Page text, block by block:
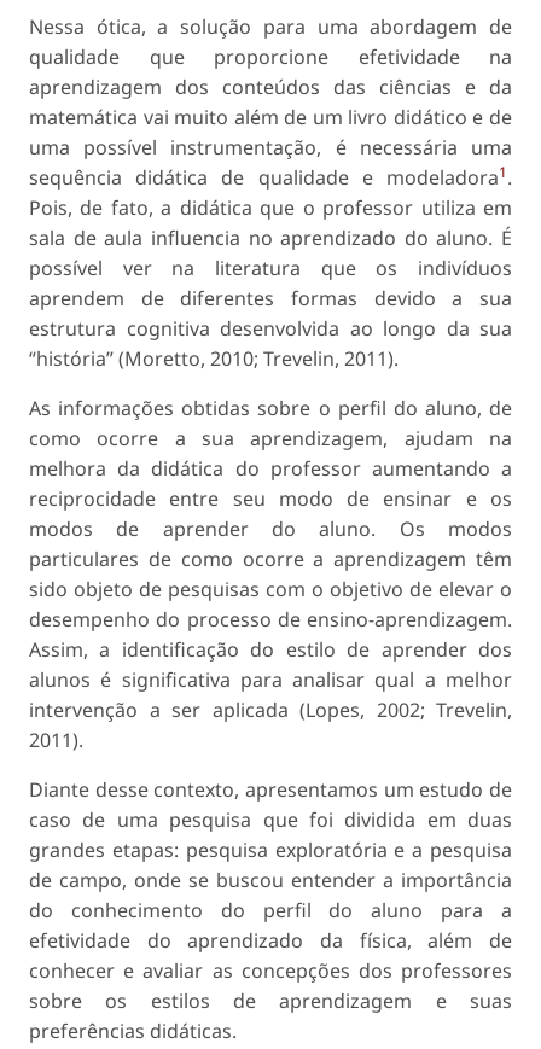
Nessa ótica, a solução para uma abordagem de
qualidade que proporcione efetividade na
aprendizagem dos conteúdos das ciências e da
matemática vai muito além de um livro didático e de
uma possível instrumentação, é necessária uma
sequência didática de qualidade e modeladora1.
Pois, de fato, a didática que o professor utiliza em
sala de aula influencia no aprendizado do aluno. É
possível ver na literatura que os indivíduos
aprendem de diferentes formas devido a sua
estrutura cognitiva desenvolvida ao longo da sua
“história” (Moretto, 2010; Trevelin, 2011).
As informações obtidas sobre o perfil do aluno, de
como ocorre a sua aprendizagem, ajudam na
melhora da didática do professor aumentando a
reciprocidade entre seu modo de ensinar e os
modos de aprender do aluno. Os modos
particulares de como ocorre a aprendizagem têm
sido objeto de pesquisas com o objetivo de elevar o
desempenho do processo de ensino-aprendizagem.
Assim, a identificação do estilo de aprender dos
alunos é significativa para analisar qual a melhor
intervenção a ser aplicada (Lopes, 2002; Trevelin,
2011).
Diante desse contexto, apresentamos um estudo de
caso de uma pesquisa que foi dividida em duas
grandes etapas: pesquisa exploratória e a pesquisa
de campo, onde se buscou entender a importância
do conhecimento do perfil do aluno para a
efetividade do aprendizado da física, além de
conhecer e avaliar as concepções dos professores
sobre os estilos de aprendizagem e suas
preferências didáticas.